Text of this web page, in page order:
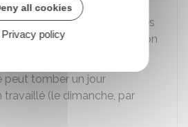
de récupérer les heures
pendant un jour férié non
peut tomber un jour
(le dimanche, par
all cookies
Privacy policy